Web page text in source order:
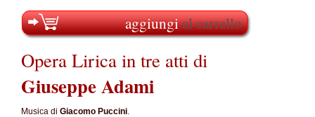
aggiungial carrello
Opera Lirica in tre atti di
Giuseppe Adami
Musica di Giacomo Puccini.